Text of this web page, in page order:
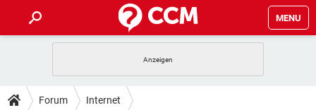
MENU
ANDROID
TIPPS & TRICKS
Forum Internet